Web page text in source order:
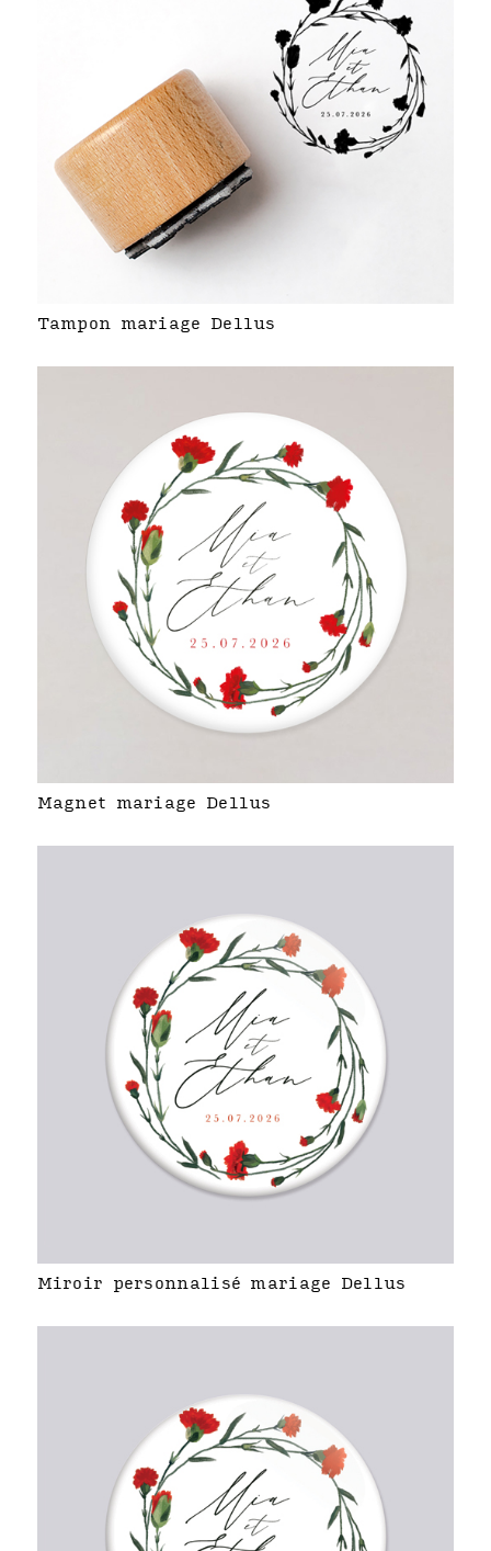
Tampon mariage Dellus
Magnet mariage Dellus
Miroir personnalisé mariage Dellus